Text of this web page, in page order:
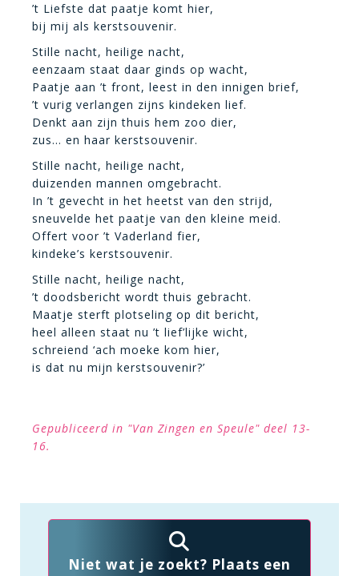
’t Liefste dat paatje komt hier,
bij mij als kerstsouvenir.
Stille nacht, heilige nacht,
eenzaam staat daar ginds op wacht,
Paatje aan ’t front, leest in den innigen brief,
’t vurig verlangen zijns kindeken lief.
Denkt aan zijn thuis hem zoo dier,
zus… en haar kerstsouvenir.
Stille nacht, heilige nacht,
duizenden mannen omgebracht.
In ’t gevecht in het heetst van den strijd,
sneuvelde het paatje van den kleine meid.
Offert voor ’t Vaderland fier,
kindeke’s kerstsouvenir.
Stille nacht, heilige nacht,
’t doodsbericht wordt thuis gebracht.
Maatje sterft plotseling op dit bericht,
heel alleen staat nu ’t lief’lijke wicht,
schreiend ‘ach moeke kom hier,
is dat nu mijn kerstsouvenir?’
Gepubliceerd in "Van Zingen en Speule" deel 13-
16.
Niet wat je zoekt? Plaats een